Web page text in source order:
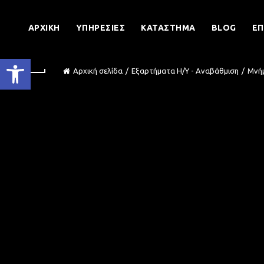
Ανοίξτε τη γραμμή εργαλείων
ΑΡΧΙΚΉ ΥΠΗΡΕΣΊΕΣ ΚΑΤΆΣΤΗΜΑ BLOG
Αρχική σελίδα Εξαρτήματα Η/Υ - Αναβάθμιση